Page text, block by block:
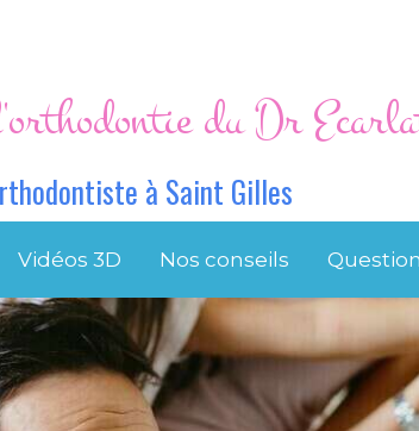
Vidéos 3D Nos conseils
du Dr
à Saint Gilles